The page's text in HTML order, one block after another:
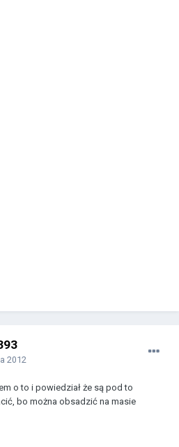
2012
o to i powiedział że są pod to
bo można obsadzić na masie